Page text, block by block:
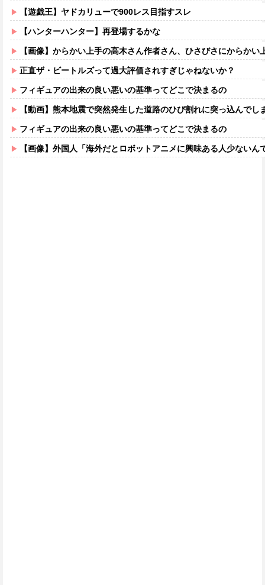
【遊戯王】ヤドカリューで900レス目指すスレ
【ハンターハンター】再登場するかな
【画像】からかい上手の高木さん作者さん、ひさびさにからかい上手の高木
正直ザ・ビートルズって過大評価されすぎじゃねないか？
フィギュアの出来の良い悪いの基準ってどこで決まるの
【動画】熊本地震で突然発生した道路のひび割れに突っ込んでし
フィギュアの出来の良い悪いの基準ってどこで決まるの
【画像】外国人「海外だとロボットアニメに興味ある人少ないん